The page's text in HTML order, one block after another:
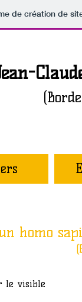
de création de
(B
homo
le visible